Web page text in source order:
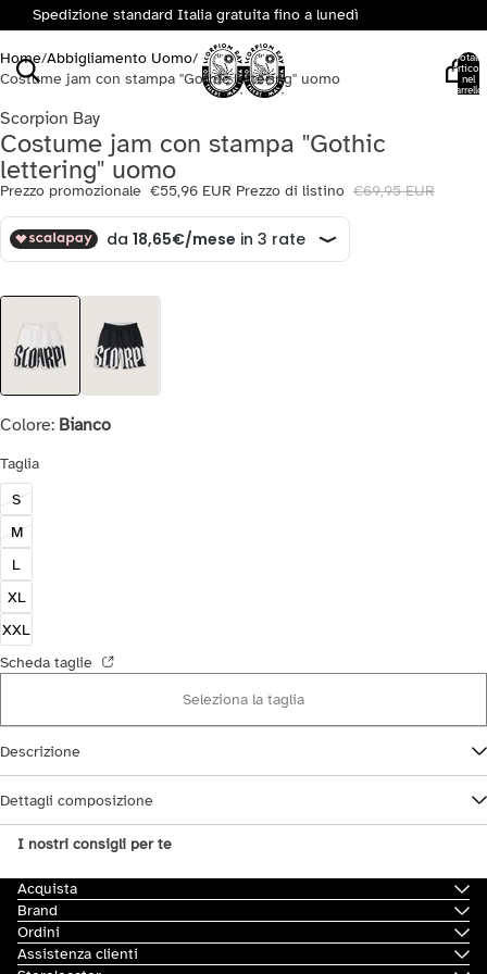
Spedizione standard Italia gratuita fino a lunedì
Totale
articoli
nel
carrello:
Home/Abbigliamento Uomo/
Costume jam con stampa "Gothic lettering" uomo
Scorpion Bay
Costume jam con stampa "Gothic
lettering" uomo
Prezzo promozionale €55,96 EUR Prezzo di listino €69,95 EUR
Colore: Bianco
Taglia
S
M
L
XL
XXL
Scheda taglie
Seleziona la taglia
Descrizione
Dettagli composizione
I nostri consigli per te
Acquista
Brand
Ordini
Assistenza clienti